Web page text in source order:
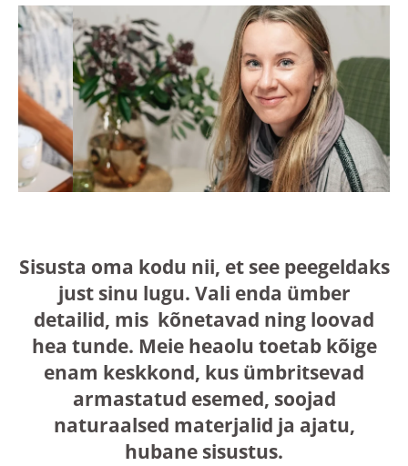
Sisusta oma kodu nii, et see peegeldaks
just sinu lugu. Vali enda ümber
detailid, mis kõnetavad ning loovad
hea tunde. Meie heaolu toetab kõige
enam keskkond, kus ümbritsevad
armastatud esemed, soojad
naturaalsed materjalid ja ajatu,
hubane sisustus.